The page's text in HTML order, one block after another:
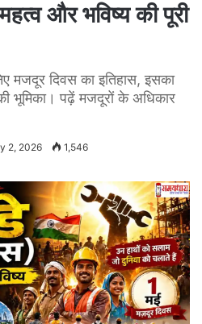
और भविष्य की पूरी
मजदूर दिवस का इतिहास, इसका
भूमिका। पढ़ें मजदूरों के अधिकार
2, 2026 1,546